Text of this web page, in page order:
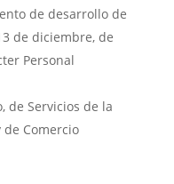
de desarrollo de
de diciembre, de
Personal
de Servicios de la
Comercio